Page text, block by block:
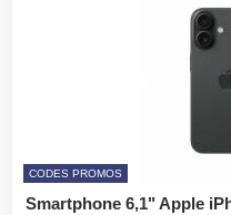
CODES PROMOS
Smartphone 6,1" Apple